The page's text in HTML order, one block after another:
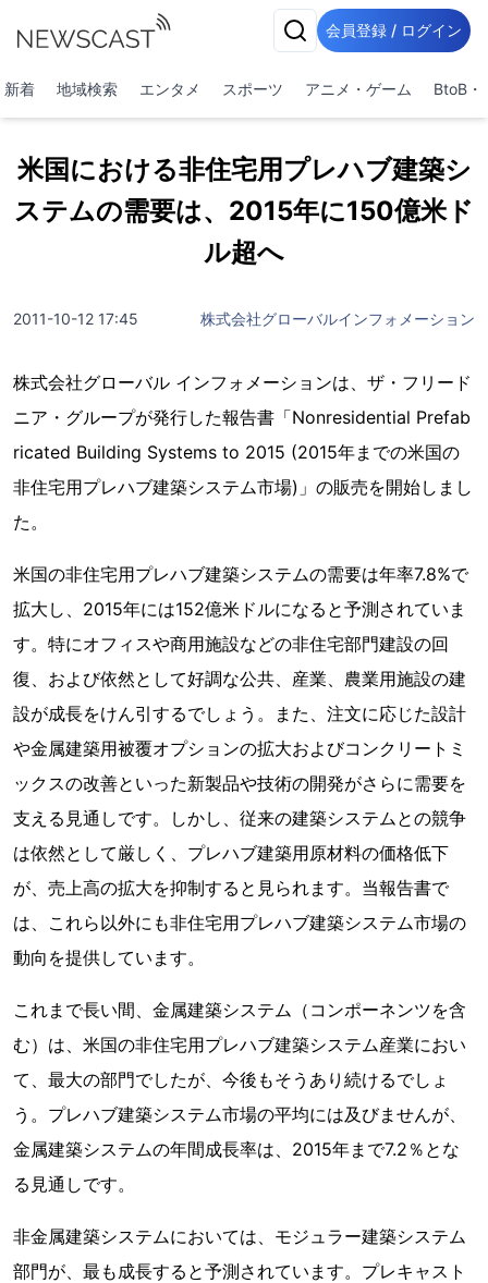
会員登録 / ログイン
新着 地域検索 エンタメ スポーツ アニメ・ゲーム BtoB・
米国における非住宅用プレハブ建築シ
ステムの需要は、2015年に150億米ド
ル超へ
2011-10-12 17:45 株式会社グローバルインフォメーション
株式会社グローバル インフォメーションは、ザ・フリード
ニア・グループが発行した報告書「Nonresidential Prefab
ricated Building Systems to 2015 (2015年までの米国の
非住宅用プレハブ建築システム市場)」の販売を開始しまし
た。
米国の非住宅用プレハブ建築システムの需要は年率7.8%で
拡大し、2015年には152億米ドルになると予測されていま
す。特にオフィスや商用施設などの非住宅部門建設の回
復、および依然として好調な公共、産業、農業用施設の建
設が成長をけん引するでしょう。また、注文に応じた設計
や金属建築用被覆オプションの拡大およびコンクリートミ
ックスの改善といった新製品や技術の開発がさらに需要を
支える見通しです。しかし、従来の建築システムとの競争
は依然として厳しく、プレハブ建築用原材料の価格低下
が、売上高の拡大を抑制すると見られます。当報告書で
は、これら以外にも非住宅用プレハブ建築システム市場の
動向を提供しています。
これまで長い間、金属建築システム（コンポーネンツを含
む）は、米国の非住宅用プレハブ建築システム産業におい
て、最大の部門でしたが、今後もそうあり続けるでしょ
う。プレハブ建築システム市場の平均には及びませんが、
金属建築システムの年間成長率は、2015年まで7.2％とな
る見通しです。
非金属建築システムにおいては、モジュラー建築システム
部門が、最も成長すると予測されています。プレキャスト